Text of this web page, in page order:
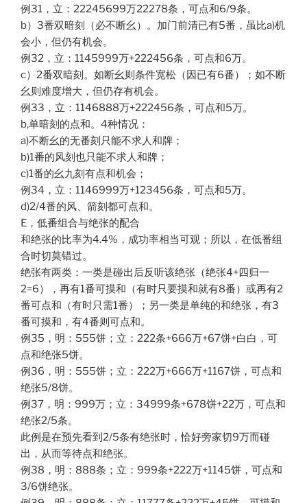
例31，立：22245699万22278条，可点和6/9条。
b）3番双暗刻（必不断幺）。加门前清已有5番，虽比a)机
会小，但仍有机会。
例32，立：1145999万+222456条，可点和6万。
c）2番双暗刻。如断幺则条件宽松（因已有6番）；如不断
幺则难度增大，但仍存有机会。
例33，立：1146888万+222456条，可点和5万。
b,单暗刻的点和。4种情况：
a)不断幺的无番刻只能不求人和牌；
b)1番的风刻也只能不求人和牌；
c)1番的幺九刻有点和机会；
例34，立：1146999万+123456条，可点和5万。
d)2/4番的风、箭刻都可点和。
E，低番组合与绝张的配合
和绝张的比率为4.4%，成功率相当可观；所以，在低番组
合时切莫错过。
绝张有两类：一类是碰出后反听该绝张（绝张4+四归一
2=6），再有1番可摸和（有时只要摸和就有8番）或再有2
番可点和（有时只需1番）；另一类是单纯的和绝张，有3
番可摸和，有4番则可点和。
例35，明：555饼；立：222条+666万+67饼+白白，可
点和绝张5饼。
例36，明：555饼；立：222万+666万+1167饼，可点和
绝张5/8饼。
例37，明：999万；立：34999条+678饼+22万，可点和
绝张2/5条。
此例是在预先看到2/5条有绝张时，恰好旁家切9万而碰
出，从而等待点和绝张。
例38，明：888条；立：999条+222万+1145饼，可点和
3/6饼绝张。